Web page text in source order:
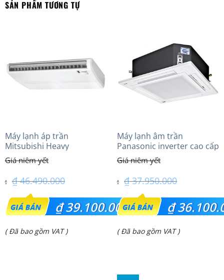
SẢN PHẨM TƯƠNG TỰ
Máy lạnh áp trần
Mitsubishi Heavy
FDE100VG (4.0Hp) Cao cấp
– 1 Pha
₫46.490.000
Giá
gốc
là:
₫39.100.000
Giá
( Đã bao gồm VAT )
Máy lạnh âm trần
Panasonic inverter cao cấp
(4.0Hp) S-3448PU3HA/U-
34PRH1H5
₫37.950.000
Giá
gốc
là:
₫
Giá
( Đã bao gồm VAT )